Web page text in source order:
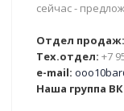
сейчас -
Отдел продаж:
Тех.отдел: +7
e-mail:
Наша группа